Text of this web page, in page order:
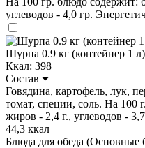
углеводов - 4,0 гр.
Шурпа 0.9 кг (контейнер 1 л)
Ккал: 398
Состав
Говядина, картофель, лук,
томат, специи, соль. На 100
жиров - 2,4 г., углеводов -
44,3 ккал
Блюда для обеда (Основные